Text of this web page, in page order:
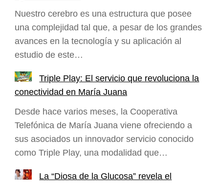
Nuestro cerebro es una estructura que posee
una complejidad tal que, a pesar de los grandes
avances en la tecnología y su aplicación al
estudio de este…
Triple Play: El servicio que revoluciona la
conectividad en María Juana
Desde hace varios meses, la Cooperativa
Telefónica de María Juana viene ofreciendo a
sus asociados un innovador servicio conocido
como Triple Play, una modalidad que…
La “Diosa de la Glucosa” revela el